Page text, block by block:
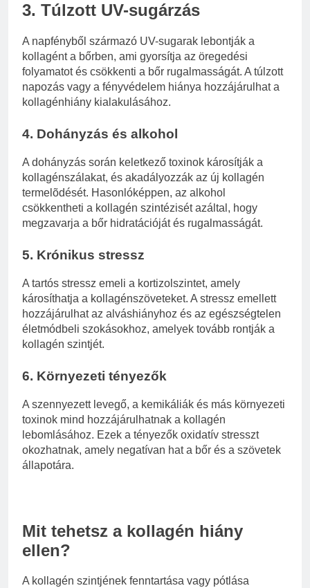
3. Túlzott UV-sugárzás
A napfényből származó UV-sugarak lebontják a
kollagént a bőrben, ami gyorsítja az öregedési
folyamatot és csökkenti a bőr rugalmasságát. A túlzott
napozás vagy a fényvédelem hiánya hozzájárulhat a
kollagénhiány kialakulásához.
4. Dohányzás és alkohol
A dohányzás során keletkező toxinok károsítják a
kollagénszálakat, és akadályozzák az új kollagén
termelõdését. Hasonlóképpen, az alkohol
csökkentheti a kollagén szintézisét azáltal, hogy
megzavarja a bőr hidratációját és rugalmasságát.
5. Krónikus stressz
A tartós stressz emeli a kortizolszintet, amely
károsíthatja a kollagénszöveteket. A stressz emellett
hozzájárulhat az alváshiányhoz és az egészségtelen
életmódbeli szokásokhoz, amelyek tovább rontják a
kollagén szintjét.
6. Környezeti tényezők
A szennyezett levegő, a kemikáliák és más környezeti
toxinok mind hozzájárulhatnak a kollagén
lebomlásához. Ezek a tényezők oxidatív stresszt
okozhatnak, amely negatívan hat a bőr és a szövetek
állapotára.
Mit tehetsz a kollagén hiány
ellen?
A kollagén szintjének fenntartása vagy pótlása